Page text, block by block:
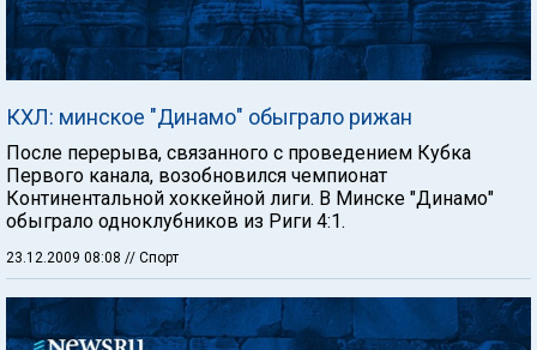
КХЛ: минское "Динамо" обыграло рижан
После перерыва, связанного с проведением Кубка
Первого канала, возобновился чемпионат
Континентальной хоккейной лиги. В Минске "Динамо"
обыграло одноклубников из Риги 4:1.
23.12.2009 08:08 // Спорт